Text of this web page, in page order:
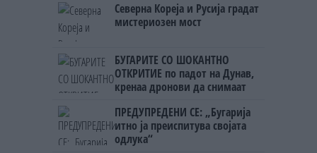
Северна Кореја и Русија градат
мистериозен мост
БУГАРИТЕ СО ШОКАНТНО
ОТКРИТИЕ по падот на Дунав,
кренаа дронови да снимаат
ПРЕДУПРЕДЕНИ СЕ: „Бугарија
итно ја преиспитува својата
одлука“